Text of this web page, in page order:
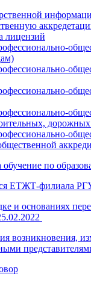
лицензий
по
ЕТЖТ-филиала
и основаниях
возникновения,